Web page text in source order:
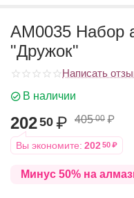
АМ0035 Набор
"Дружок"
Написать
В наличии
20250 ₽ 405 00 ₽
Вы экономите: 202 50₽
Минус 50% на